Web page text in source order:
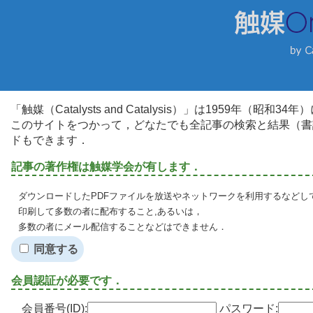
「触媒（Catalysts and Catalysis）」は1959年（昭和34年
このサイトをつかって，どなたでも全記事の検索と結果（
ドもできます．
記事の著作権は触媒学会が有します．
ダウンロードしたPDFファイルを放送やネットワークを利用するなど
印刷して多数の者に配布すること,あるいは，
多数の者にメール配信することなどはできません．
同意する
会員認証が必要です．
会員番号(ID): パスワード: